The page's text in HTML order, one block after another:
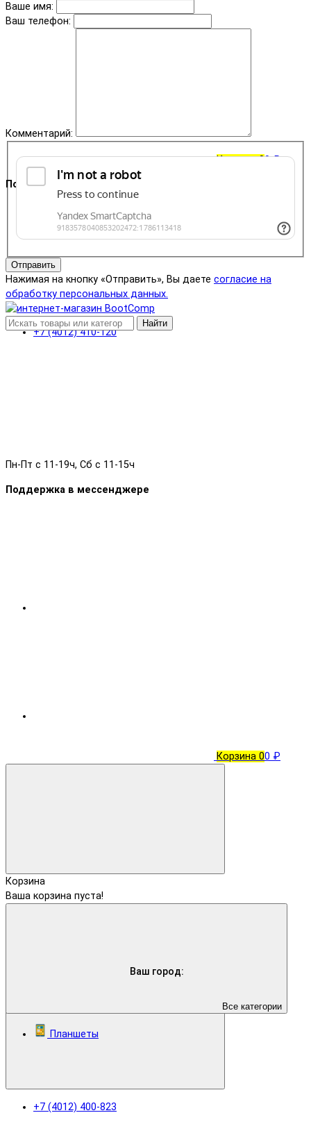
Корзина 00 ₽
Поддержка
+7 (4012) 410-120
Пн-Пт с 11-19ч, Сб с 11-15ч
Поддержка в мессенджере
Ваш город:
+7 (4012) 400-823
Ваше имя:
Ваш телефон:
Комментарий:
Отправить
Нажимая на кнопку «Отправить», Вы даете согласие на
обработку персональных данных.
Найти
Корзина 00 ₽
Корзина
Ваша корзина пуста!
Все категории
Планшеты